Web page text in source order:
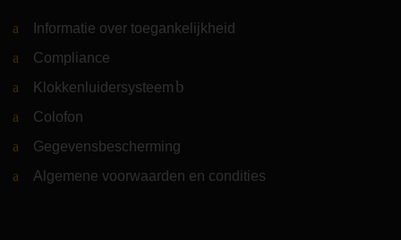
Informatie over toegankelijkheid
Compliance
Klokkenluidersysteem (Link naar externe website)
Colofon
Gegevensbescherming
Algemene voorwaarden en condities